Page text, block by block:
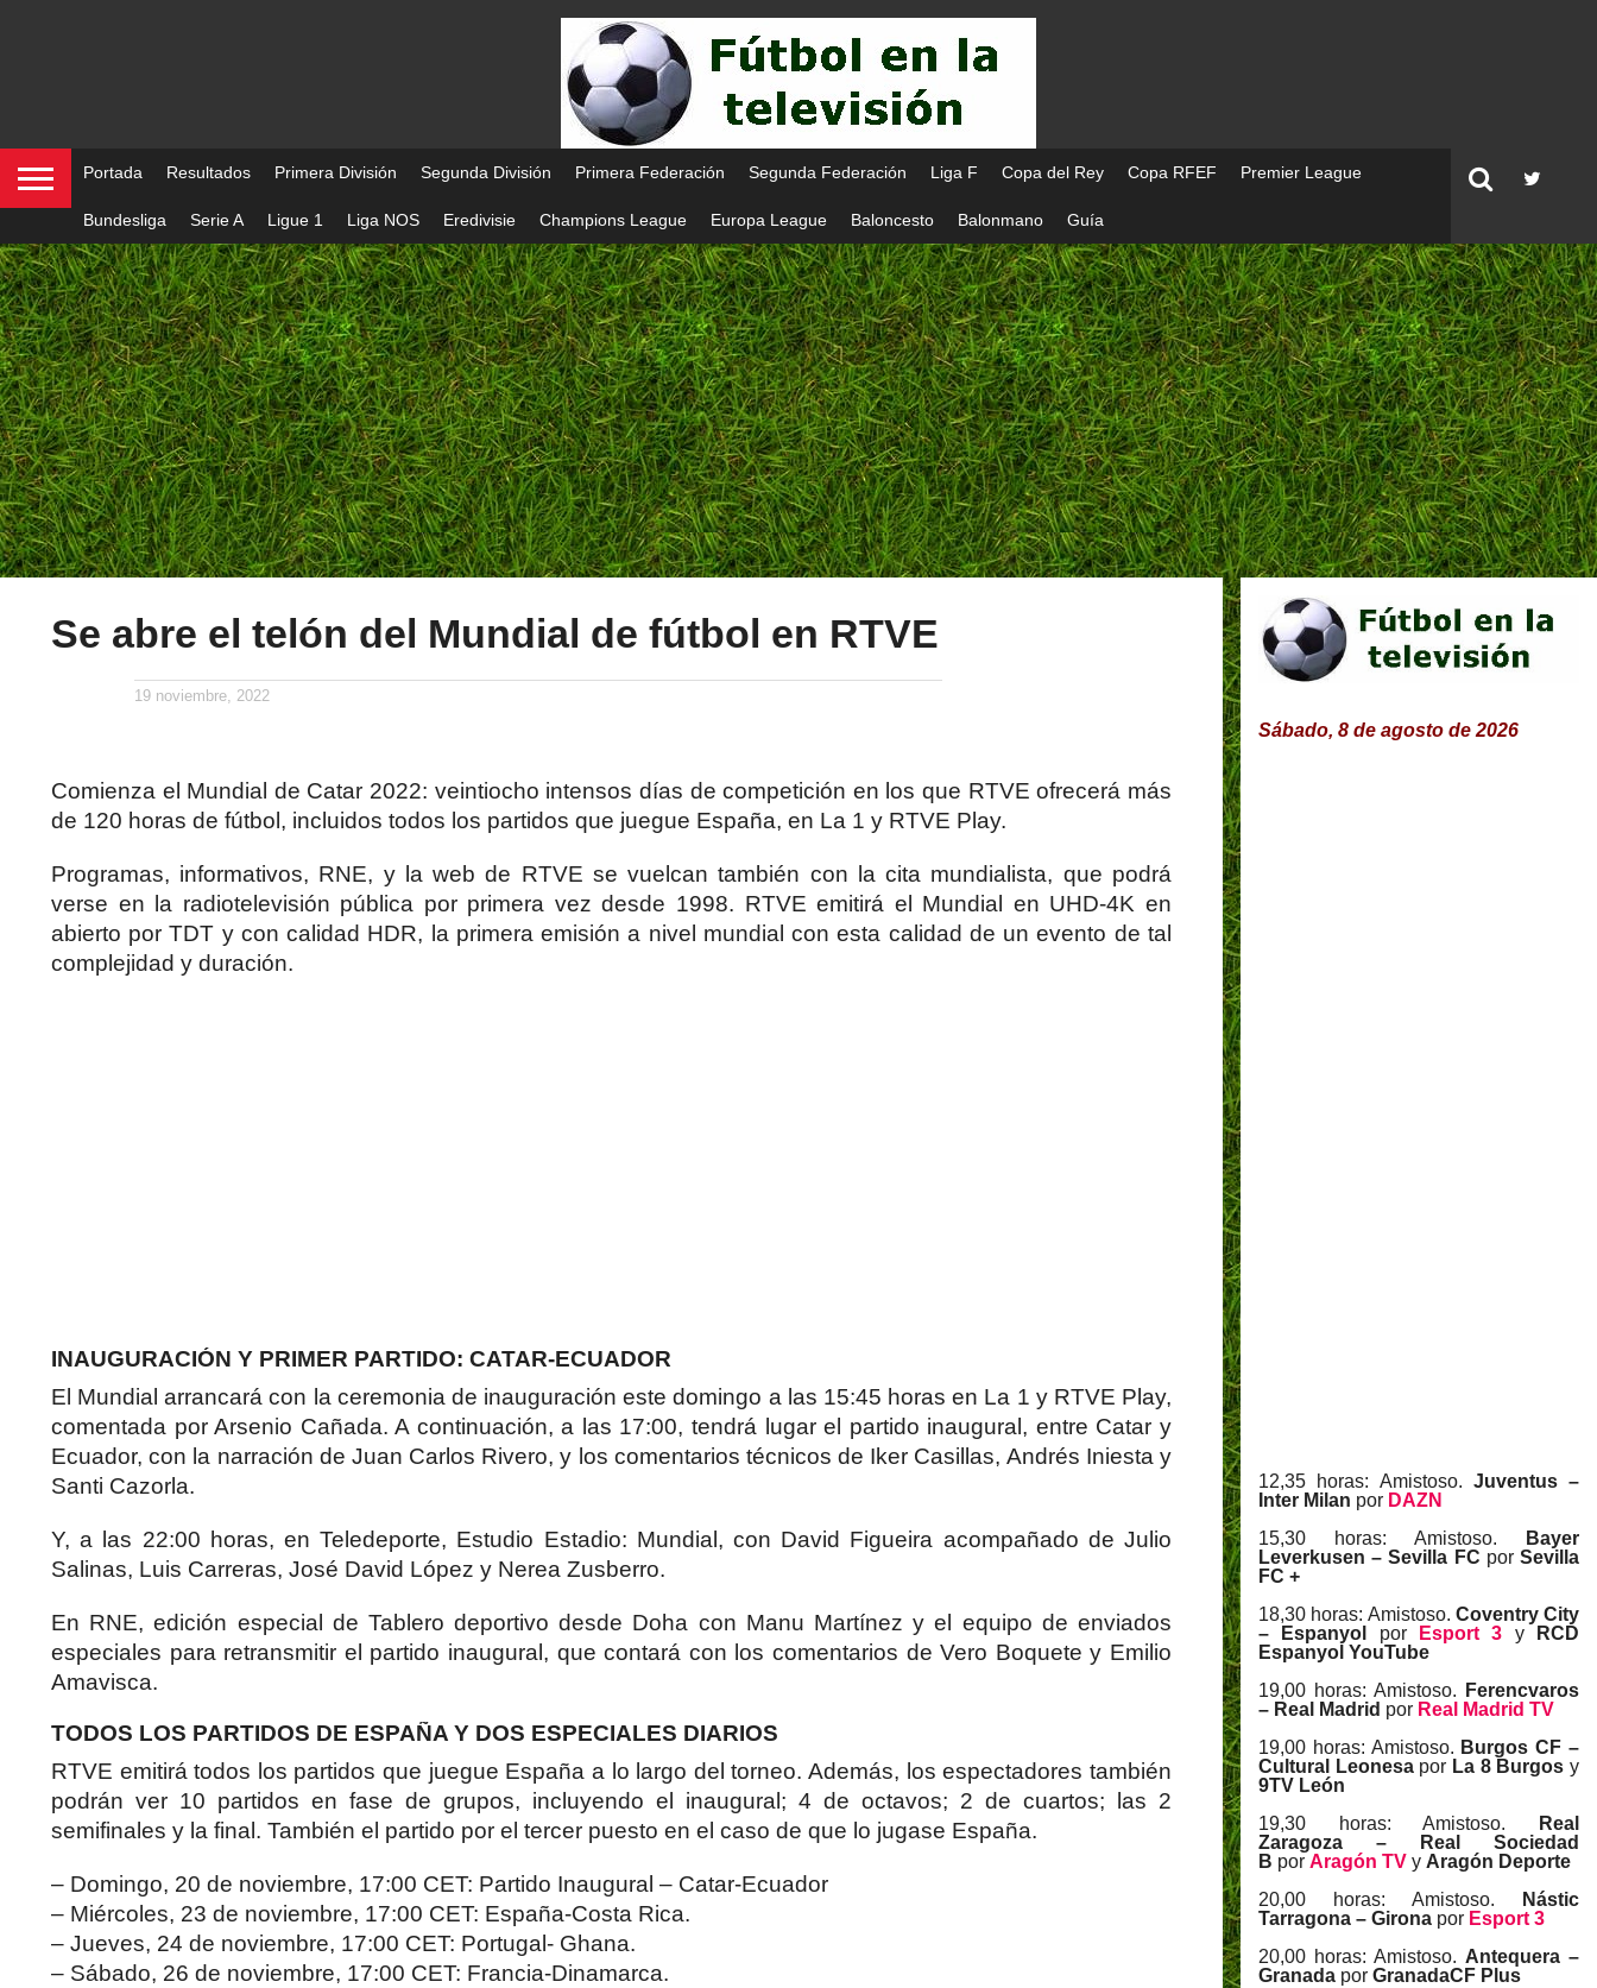
Portada Resultados Primera División Segunda División Primera Federación Segunda Federación Liga F Copa del Rey Copa RFEF Premier League
Bundesliga Serie A Ligue 1 Liga NOS Eredivisie Champions League Europa League Baloncesto Balonmano Guía
Se abre el telón del Mundial de fútbol en RTVE
19 noviembre, 2022
Comienza el Mundial de Catar 2022: veintiocho intensos días de competición en los que RTVE ofrecerá más
de 120 horas de fútbol, incluidos todos los partidos que juegue España, en La 1 y RTVE Play.
Programas, informativos, RNE, y la web de RTVE se vuelcan también con la cita mundialista, que podrá
verse en la radiotelevisión pública por primera vez desde 1998. RTVE emitirá el Mundial en UHD-4K en
abierto por TDT y con calidad HDR, la primera emisión a nivel mundial con esta calidad de un evento de tal
complejidad y duración.
INAUGURACIÓN Y PRIMER PARTIDO: CATAR-ECUADOR
El Mundial arrancará con la ceremonia de inauguración este domingo a las 15:45 horas en La 1 y RTVE Play,
comentada por Arsenio Cañada. A continuación, a las 17:00, tendrá lugar el partido inaugural, entre Catar y
Ecuador, con la narración de Juan Carlos Rivero, y los comentarios técnicos de Iker Casillas, Andrés Iniesta y
Santi Cazorla.
Y, a las 22:00 horas, en Teledeporte, Estudio Estadio: Mundial, con David Figueira acompañado de Julio
Salinas, Luis Carreras, José David López y Nerea Zusberro.
En RNE, edición especial de Tablero deportivo desde Doha con Manu Martínez y el equipo de enviados
especiales para retransmitir el partido inaugural, que contará con los comentarios de Vero Boquete y Emilio
Amavisca.
TODOS LOS PARTIDOS DE ESPAÑA Y DOS ESPECIALES DIARIOS
RTVE emitirá todos los partidos que juegue España a lo largo del torneo. Además, los espectadores también
podrán ver 10 partidos en fase de grupos, incluyendo el inaugural; 4 de octavos; 2 de cuartos; las 2
semifinales y la final. También el partido por el tercer puesto en el caso de que lo jugase España.
– Domingo, 20 de noviembre, 17:00 CET: Partido Inaugural – Catar-Ecuador
– Miércoles, 23 de noviembre, 17:00 CET: España-Costa Rica.
– Jueves, 24 de noviembre, 17:00 CET: Portugal- Ghana.
– Sábado, 26 de noviembre, 17:00 CET: Francia-Dinamarca.
Sábado, 8 de agosto de 2026
12,35 horas: Amistoso. Juventus –
Inter Milan por DAZN
15,30 horas: Amistoso.
Bayer
Leverkusen – Sevilla FC porSevilla
FC +
18,30 horas: Amistoso. Coventry City
– Espanyol
por Esport 3 y
RCD
Espanyol YouTube
19,00 horas: Amistoso.
Ferencvaros
– Real Madrid por Real Madrid TV
19,00 horas: Amistoso. Burgos CF –
Cultural Leonesa por La 8 Burgos y
9TV León
19,30 horas: Amistoso.
Real
Zaragoza – Real Sociedad
B por Aragón TV y Aragón Deporte
20,00 horas: Amistoso.
Nástic
Tarragona – Girona por Esport 3
20,00 horas: Amistoso. Antequera –
Granada por GranadaCF Plus